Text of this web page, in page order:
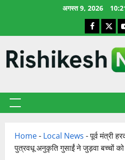
अगस्त 9, 2026
Facebook
X
प्राथमिक
Home- Local News -पूर्व मंत्री
पुत्रवधू अनुकृति गुसाईं ने जुड़वा बच्चों को